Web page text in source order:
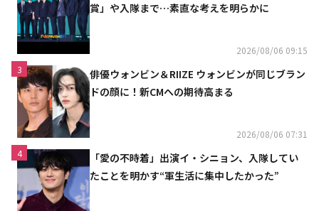
賞」や入隊まで…素直な考えを明らかに
2026/08/06 09:15
3
俳優ウォンビン＆RIIZE ウォンビンが同じブラン
ドの顔に！新CMへの期待高まる
2026/08/06 07:31
4
「愛の不時着」出演イ・シニョン、入隊してい
たことを明かす“軍生活に集中したかった”